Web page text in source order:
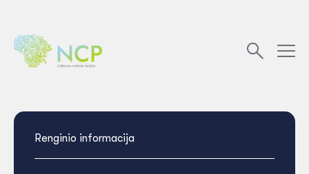
Renginio informacija